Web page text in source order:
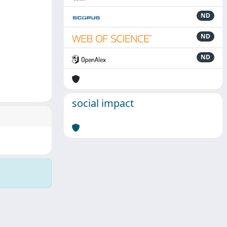
ND
ND
ND
social impact